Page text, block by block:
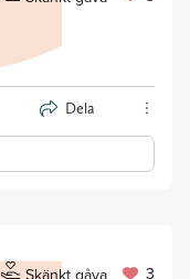
Dela
Skänkt gåva 3